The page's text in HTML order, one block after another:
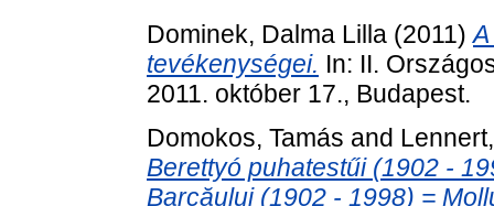
Dominek, Dalma Lilla (2011)
tevékenységei. In: II.
2011. október 17., Budapest.
Domokos, Tamás and
Berettyó puhatestűi (1902 -
Barcăului (1902 - 1998) =